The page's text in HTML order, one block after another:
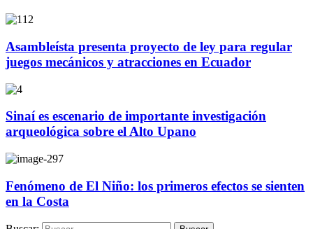
Asambleísta presenta proyecto de ley para regular
juegos mecánicos y atracciones en Ecuador
Sinaí es escenario de importante investigación
arqueológica sobre el Alto Upano
Fenómeno de El Niño: los primeros efectos se sienten
en la Costa